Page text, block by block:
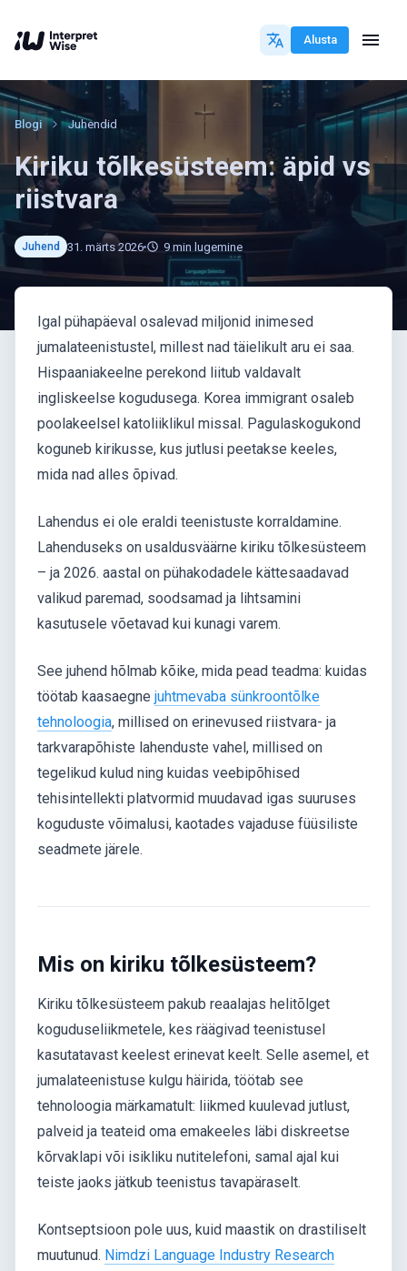
Alusta
Blogi Juhendid
Kiriku tõlkesüsteem: äpid vs
riistvara
Juhend 31. märts 2026 9 min lugemine
Igal pühapäeval osalevad miljonid inimesed
jumalateenistustel, millest nad täielikult aru ei saa.
Hispaaniakeelne perekond liitub valdavalt
ingliskeelse kogudusega. Korea immigrant osaleb
poolakeelsel katoliiklikul missal. Pagulaskogukond
koguneb kirikusse, kus jutlusi peetakse keeles,
mida nad alles õpivad.
Lahendus ei ole eraldi teenistuste korraldamine.
Lahenduseks on usaldusväärne kiriku tõlkesüsteem
– ja 2026. aastal on pühakodadele kättesaadavad
valikud paremad, soodsamad ja lihtsamini
kasutusele võetavad kui kunagi varem.
See juhend hõlmab kõike, mida pead teadma: kuidas
töötab kaasaegne juhtmevaba sünkroontõlke
tehnoloogia, millised on erinevused riistvara- ja
tarkvarapõhiste lahenduste vahel, millised on
tegelikud kulud ning kuidas veebipõhised
tehisintellekti platvormid muudavad igas suuruses
koguduste võimalusi, kaotades vajaduse füüsiliste
seadmete järele.
Mis on kiriku tõlkesüsteem?
Kiriku tõlkesüsteem pakub reaalajas helitõlget
koguduseliikmetele, kes räägivad teenistusel
kasutatavast keelest erinevat keelt. Selle asemel, et
jumalateenistuse kulgu häirida, töötab see
tehnoloogia märkamatult: liikmed kuulevad jutlust,
palveid ja teateid oma emakeeles läbi diskreetse
kõrvaklapi või isikliku nutitelefoni, samal ajal kui
teiste jaoks jätkub teenistus tavapäraselt.
Kontseptsioon pole uus, kuid maastik on drastiliselt
muutunud. Nimdzi Language Industry Research